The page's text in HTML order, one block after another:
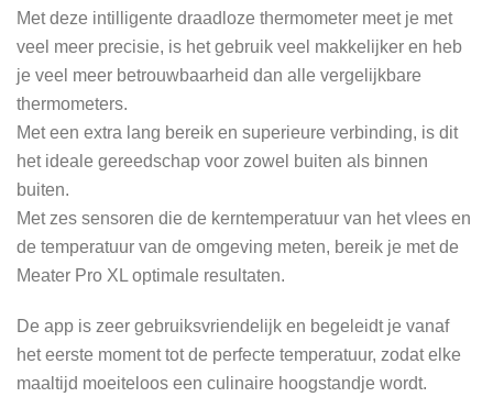
Met deze intilligente draadloze thermometer meet je met
veel meer precisie, is het gebruik veel makkelijker en heb
je veel meer betrouwbaarheid dan alle vergelijkbare
thermometers.
Met een extra lang bereik en superieure verbinding, is dit
het ideale gereedschap voor zowel buiten als binnen
buiten.
Met zes sensoren die de kerntemperatuur van het vlees en
de temperatuur van de omgeving meten, bereik je met de
Meater Pro XL optimale resultaten.
De app is zeer gebruiksvriendelijk en begeleidt je vanaf
het eerste moment tot de perfecte temperatuur, zodat elke
maaltijd moeiteloos een culinaire hoogstandje wordt.